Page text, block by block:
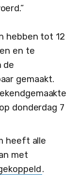
hebben tot 12
en te
de
gemaakt.
donderdag 7
heeft alle
met
.